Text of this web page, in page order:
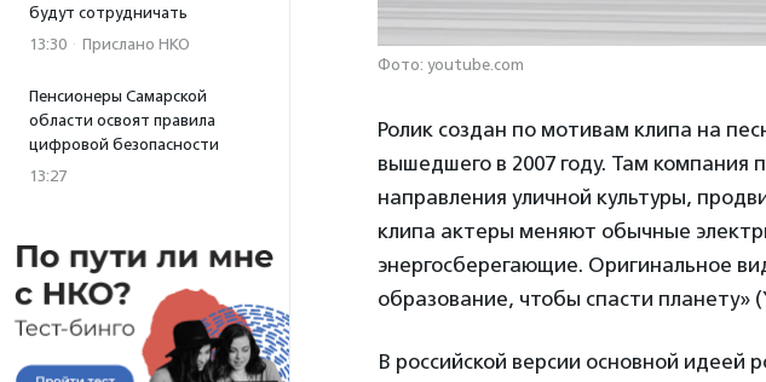
будут сотрудничать
13:30 · Прислано НКО
Пенсионеры Самарской
области освоят правила
цифровой безопасности
13:27
Фото: youtube.com
Ролик создан по мотивам клипа на
вышедшего в 2007 году. Там
направления уличной культуры,
клипа актеры меняют обычные
энергосберегающие. Оригинальное
образование, чтобы спасти
В российской версии основной идеей